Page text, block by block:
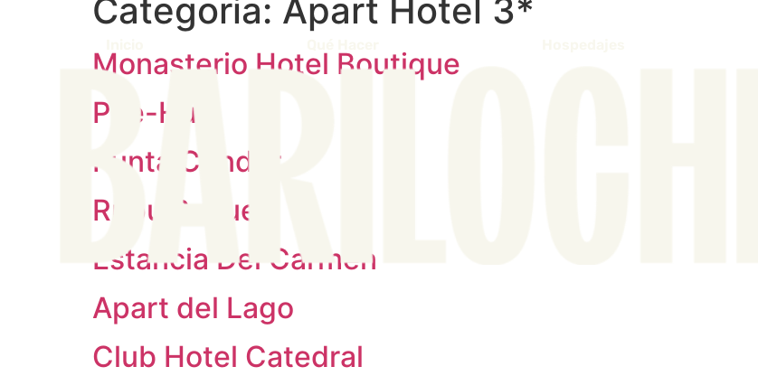
Categoria: Apart Hotel 3*
Monasterio Hotel Boutique
Pire-Hue
Punta Condor
Rupu Pehuen
Estancia Del Carmen
Apart del Lago
Club Hotel Catedral